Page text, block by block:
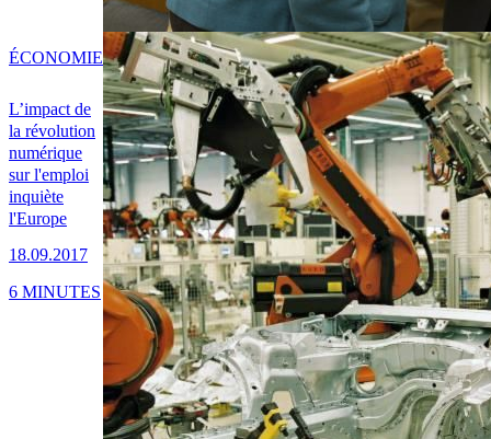
L’impact de
la révolution
numérique
sur l'emploi
inquiète
l'Europe
18.09.2017
ÉCONOMIE
6 MINUTES